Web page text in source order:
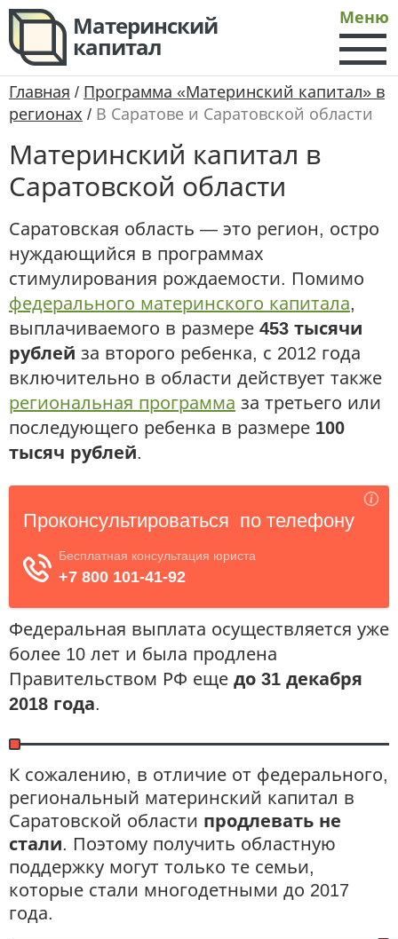
Материнский
капитал
Меню
Главная / Программа «Материнский капитал» в
регионах / В Саратове и Саратовской области
Материнский капитал в
Саратовской области
Саратовская область — это регион, остро
нуждающийся в программах
стимулирования рождаемости. Помимо
федерального материнского капитала,
выплачиваемого в размере 453 тысячи
рублей за второго ребенка, с 2012 года
включительно в области действует также
региональная программа за третьего или
последующего ребенка в размере 100
тысяч рублей.
Федеральная выплата осуществляется уже
более 10 лет и была продлена
Правительством РФ еще до 31 декабря
2018 года.
К сожалению, в отличие от федерального,
региональный материнский капитал в
Саратовской области продлевать не
стали. Поэтому получить областную
поддержку могут только те семьи,
которые стали многодетными до 2017
года.